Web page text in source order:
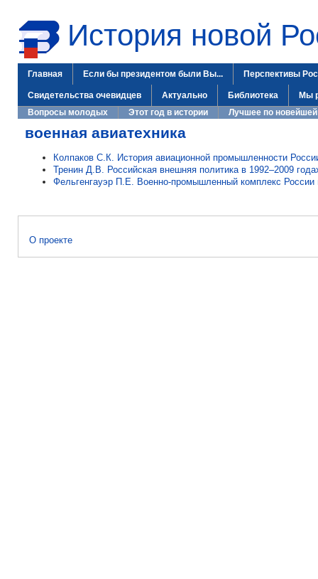
История новой
Главная Если бы президентом были Вы... Перспективы
Свидетельства очевидцев Актуально Библиотека
Мы
Вопросы молодых
Этот год в истории Лучшее по новейшей
военная авиатехника
Колпаков С.К. История авиационной промышленности
Тренин Д.В. Российская внешняя политика в 1992–2009
Фельгенгауэр П.Е. Военно-промышленный комплекс России
О проекте